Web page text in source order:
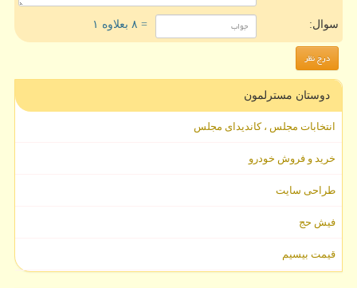
سوال: = ۸ بعلاوه ۱
دوستان مسترلمون
انتخابات مجلس ، کاندیدای مجلس
خرید و فروش خودرو
طراحی سایت
فیش حج
قیمت بیسیم